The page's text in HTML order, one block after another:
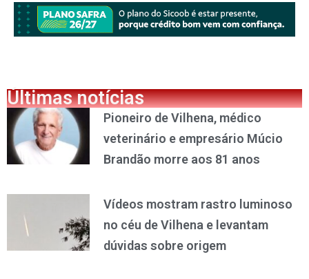
Últimas notícias
Pioneiro de Vilhena, médico
veterinário e empresário Múcio
Brandão morre aos 81 anos
Vídeos mostram rastro luminoso
no céu de Vilhena e levantam
dúvidas sobre origem